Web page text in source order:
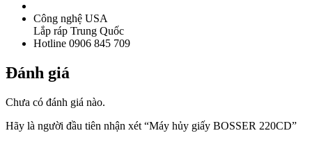
Công nghệ USA
Lắp ráp Trung Quốc
Hotline 0906 845 709
Đánh giá
Chưa có đánh giá nào.
Hãy là người đầu tiên nhận xét “Máy hủy giấy BOSSER 220CD”